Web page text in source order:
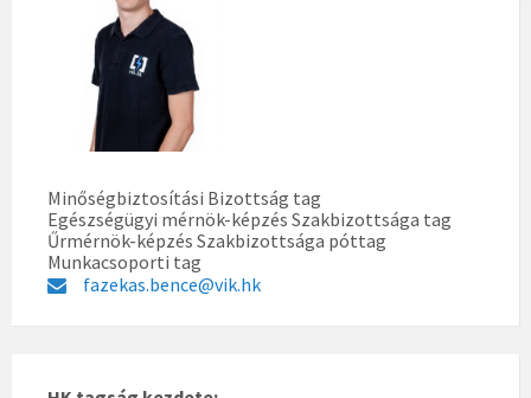
Minőségbiztosítási Bizottság tag
Egészségügyi mérnök-képzés Szakbizottsága tag
Űrmérnök-képzés Szakbizottsága póttag
Munkacsoporti tag
fazekas.bence@vik.hk